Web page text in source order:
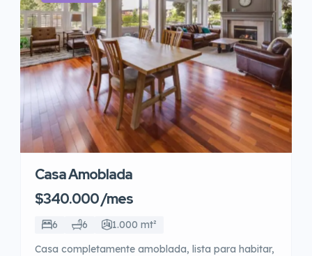
Casa Amoblada
$340.000 /mes
6 6
1.000 mt²
Casa completamente amoblada, lista para habitar,